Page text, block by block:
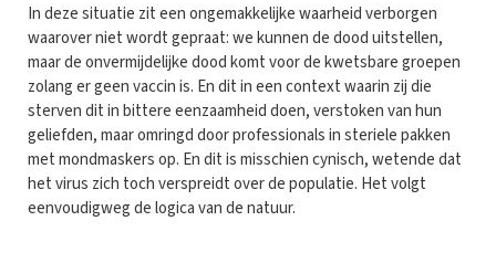
In deze situatie zit een ongemakkelijke waarheid verborgen
waarover niet wordt gepraat: we kunnen de dood uitstellen,
maar de onvermijdelijke dood komt voor de kwetsbare groepen
zolang er geen vaccin is. En dit in een context waarin zij die
sterven dit in bittere eenzaamheid doen, verstoken van hun
geliefden, maar omringd door professionals in steriele pakken
met mondmaskers op. En dit is misschien cynisch, wetende dat
het virus zich toch verspreidt over de populatie. Het volgt
eenvoudigweg de logica van de natuur.